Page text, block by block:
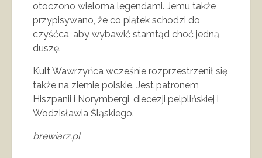
otoczono wieloma legendami. Jemu także
przypisywano, że co piątek schodzi do
czyśćca, aby wybawić stamtąd choć jedną
duszę.
Kult Wawrzyńca wcześnie rozprzestrzenił się
także na ziemie polskie. Jest patronem
Hiszpanii i Norymbergi, diecezji pelplińskiej i
Wodzisławia Śląskiego.
brewiarz.pl